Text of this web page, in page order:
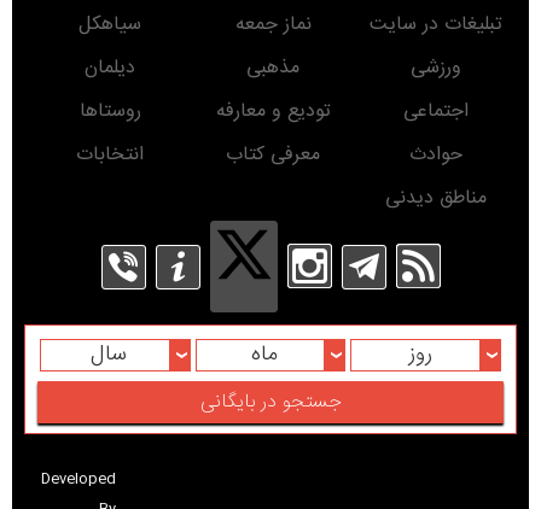
تبلیغات در سایت
نماز جمعه
سیاهکل
ورزشی
مذهبی
دیلمان
اجتماعی
تودیع و معارفه
روستاها
حوادث
معرفی کتاب
انتخابات
مناطق دیدنی
روز ماه سال
Developed